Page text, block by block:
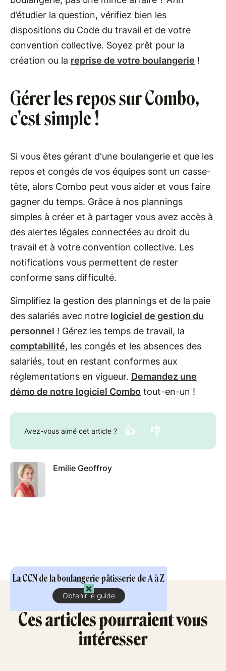
La CCN de la boulangerie-pâtisserie de A à Z
Obtenir le guide
d’étudier la question, vérifiez bien les
dispositions du Code du travail et de votre
convention collective. Soyez prêt pour la
création ou la reprise de votre boulangerie !
Gérer les repos sur Combo,
c'est simple !
Si vous êtes gérant d'une boulangerie et que les
repos et congés de vos équipes sont un casse-
tête, alors Combo peut vous aider et vous faire
gagner du temps. Grâce à nos plannings
simples à créer et à partager vous avez accès à
des alertes légales connectées au droit du
travail et à votre convention collective. Les
notifications vous permettent de rester
conforme sans difficulté.
Simplifiez la gestion des plannings et de la paie
des salariés avec notre logiciel de gestion du
personnel ! Gérez les temps de travail, la
comptabilité, les congés et les absences des
salariés, tout en restant conformes aux
réglementations en vigueur. Demandez une
démo de notre logiciel Combo tout-en-un !
Avez-vous aimé cet article ? 👍 👎
Emilie Geoffroy
Ces articles pourraient vous
intéresser